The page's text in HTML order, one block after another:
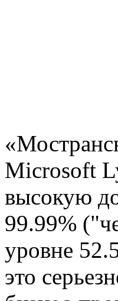
Microsoft
высокую
99.99%
уровне
это